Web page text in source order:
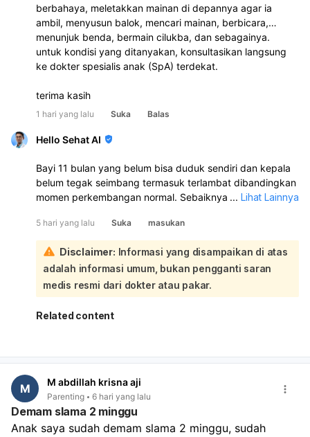
berbahaya, meletakkan mainan di depannya agar ia
ambil, menyusun balok, mencari mainan, berbicara,
menunjuk benda, bermain cilukba, dan sebagainya.
untuk kondisi yang ditanyakan, konsultasikan langsung
ke dokter spesialis anak (SpA) terdekat.
terima kasih
1 hari yang lalu Suka Balas
Hello Sehat AI
Bayi 11 bulan yang belum bisa duduk sendiri dan kepala
belum tegak seimbang termasuk terlambat dibandingkan
momen perkembangan normal. Sebaiknya tetap dipantau
tumbuh kembang, apalagi kalau kepala sering jatuh ke
belakang saat digendong.:
Pada usia 11 bulan, umumnya bayi sudah bisa duduk
tanpa bantuan, berganti posisi, dan mulai berdiri dengan
pegangan. Kalau baru belajar tripod saja, itu masih perlu
perhatian. Setiap anak memang beda, tapi kalau ada
keterlambatan motorik seperti ini jangan ditunda untuk
time, latih duduk dengan bantuan, ajak meraih mainan,
dipaksa, tapi juga jangan hanya menunggu. Kalau ada
riwayat bayi tampak lemas, sulit menegakkan kepala,
atau perkembangan lain juga terlambat, lebih baik kontrol
ke dokter spesialis anak, dan bila perlu ke tumbuh
... Lihat Lainnya
5 hari yang lalu Suka masukan
Disclaimer: Informasi yang disampaikan di atas
adalah informasi umum, bukan pengganti saran
medis resmi dari dokter atau pakar.
Related content
M M abdillah krisna aji
Parenting 6 hari yang lalu
Demam slama 2 minggu
Anak saya sudah demam slama 2 minggu, sudah